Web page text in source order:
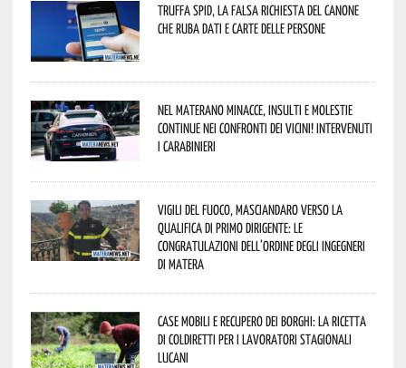
Truffa Spid, la falsa richiesta del canone
che ruba dati e carte delle persone
Nel materano minacce, insulti e molestie
continue nei confronti dei vicini! Intervenuti
i Carabinieri
Vigili del Fuoco, Masciandaro verso la
qualifica di Primo Dirigente: le
congratulazioni dell’Ordine degli Ingegneri
di Matera
Case mobili e recupero dei borghi: la ricetta
di Coldiretti per i lavoratori stagionali
lucani